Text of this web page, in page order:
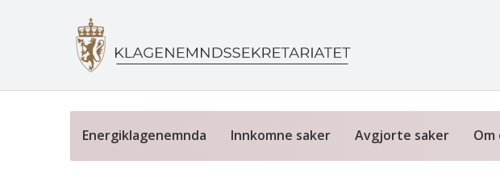
Energiklagenemnda Innkomne saker Avgjorte saker Om